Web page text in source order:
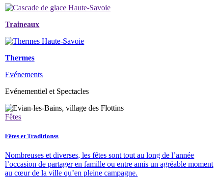
Traineaux
Thermes
Evénements
Evénementiel et Spectacles
Fêtes
Fêtes et Traditionss
Nombreuses et diverses, les fêtes sont tout au long de l’année
l’occasion de partager en famille ou entre amis un agréable moment
au cœur de la ville qu’en pleine campagne.